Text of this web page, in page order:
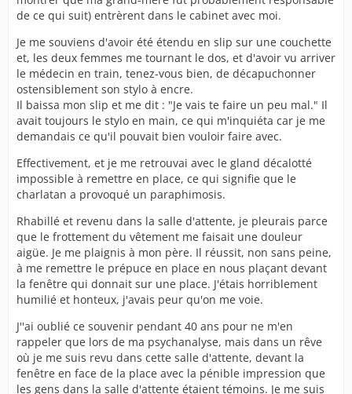
de ce qui suit) entrèrent dans le cabinet avec moi.
Je me souviens d'avoir été étendu en slip sur une couchette
et, les deux femmes me tournant le dos, et d'avoir vu arriver
le médecin en train, tenez-vous bien, de décapuchonner
ostensiblement son stylo à encre.
Il baissa mon slip et me dit : "Je vais te faire un peu mal." Il
avait toujours le stylo en main, ce qui m'inquiéta car je me
demandais ce qu'il pouvait bien vouloir faire avec.
Effectivement, et je me retrouvai avec le gland décalotté
impossible à remettre en place, ce qui signifie que le
charlatan a provoqué un paraphimosis.
Rhabillé et revenu dans la salle d'attente, je pleurais parce
que le frottement du vêtement me faisait une douleur
aigüe. Je me plaignis à mon père. Il réussit, non sans peine,
à me remettre le prépuce en place en nous plaçant devant
la fenêtre qui donnait sur une place. J'étais horriblement
humilié et honteux, j'avais peur qu'on me voie.
J''ai oublié ce souvenir pendant 40 ans pour ne m'en
rappeler que lors de ma psychanalyse, mais dans un rêve
où je me suis revu dans cette salle d'attente, devant la
fenêtre en face de la place avec la pénible impression que
les gens dans la salle d'attente étaient témoins. Je me suis